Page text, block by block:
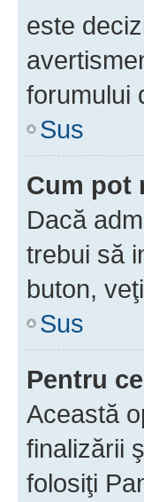
este
forumului
Sus
Cum pot
Dacă
trebui să
buton,
Sus
Pentru
Această
finalizării
folosiţi